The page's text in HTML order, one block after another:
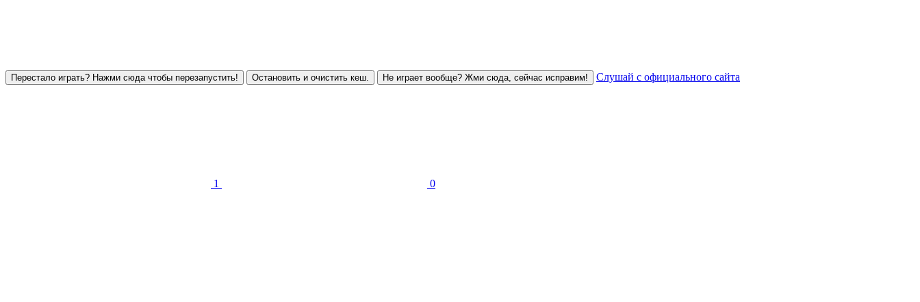
Перестало играть? Нажми сюда чтобы перезапустить! Остановить и очистить кеш. Не играет вообще? Жми сюда, сейчас исправим! Слушай с официального сайта
1 0